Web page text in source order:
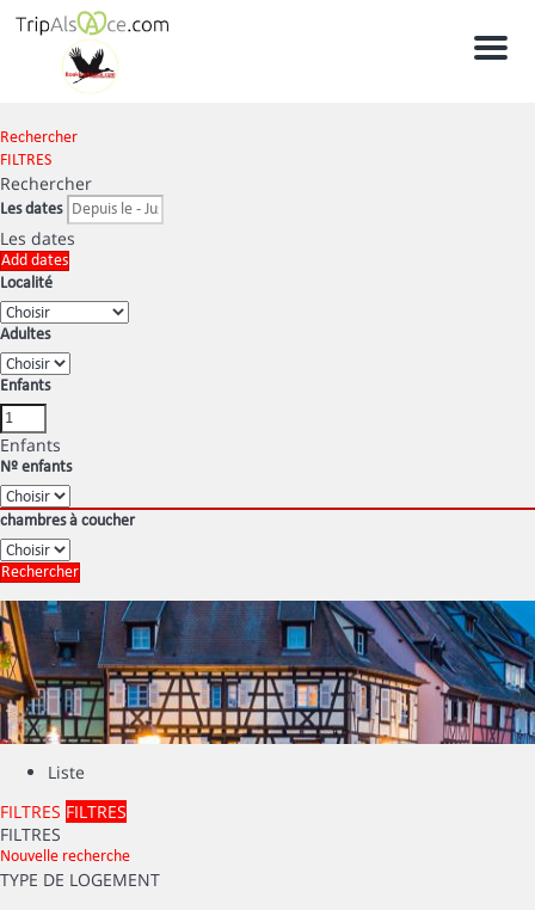
Menu
Rechercher
FILTRES
Rechercher
Les dates
Les dates
Add dates
Localité
Adultes
Enfants
Enfants
Nº enfants
chambres à coucher
Rechercher
Liste
FILTRES FILTRES
FILTRES
Nouvelle recherche
TYPE DE LOGEMENT